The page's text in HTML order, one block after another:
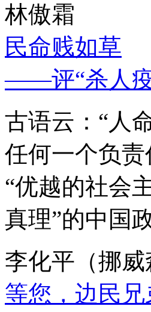
林傲霜
民命贱如草
——评“杀人
古语云：“人
任何一个负
“优越的社会
真理”的中国
李化平（挪威
等您，边民兄